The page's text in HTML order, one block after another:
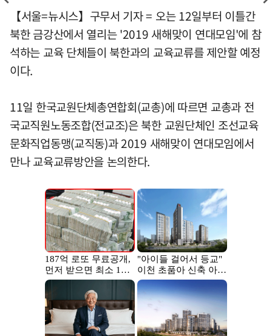
【서울=뉴시스】구무서 기자 = 오는 12일부터 이틀간
북한 금강산에서 열리는 '2019 새해맞이 연대모임'에 참
석하는 교육 단체들이 북한과의 교육교류를 제안할 예정
이다.
11일 한국교원단체총연합회(교총)에 따르면 교총과 전
국교직원노동조합(전교조)은 북한 교원단체인 조선교육
문화직업동맹(교직동)과 2019 새해맞이 연대모임에서
만나 교육교류방안을 논의한다.